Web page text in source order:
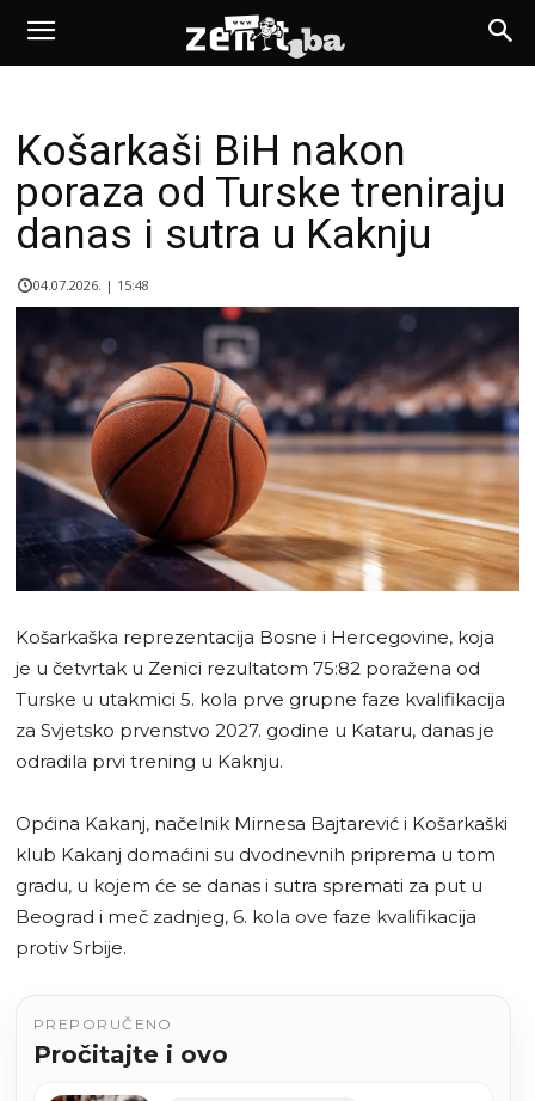
Košarkaši BiH nakon
poraza od Turske treniraju
danas i sutra u Kaknju
04.07.2026. | 15:48
Košarkaška reprezentacija Bosne i Hercegovine, koja
je u četvrtak u Zenici rezultatom 75:82 poražena od
Turske u utakmici 5. kola prve grupne faze kvalifikacija
za Svjetsko prvenstvo 2027. godine u Kataru, danas je
odradila prvi trening u Kaknju.
Općina Kakanj, načelnik Mirnesa Bajtarević i Košarkaški
klub Kakanj domaćini su dvodnevnih priprema u tom
gradu, u kojem će se danas i sutra spremati za put u
Beograd i meč zadnjeg, 6. kola ove faze kvalifikacija
protiv Srbije.
PREPORUČENO
Pročitajte i ovo